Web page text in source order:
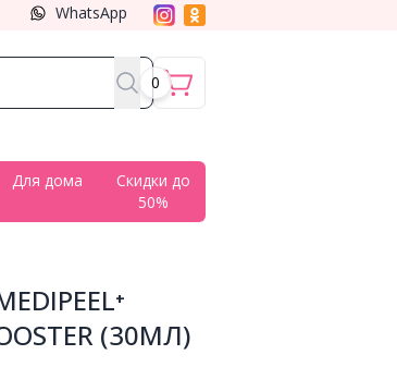
WhatsApp
0
Для дома
Скидки до
50%
(30МЛ)